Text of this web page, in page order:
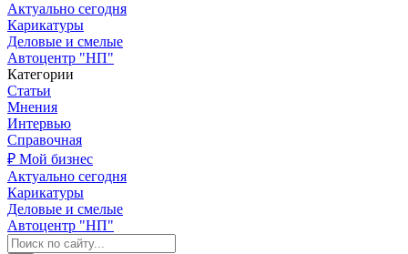
Актуально сегодня
Карикатуры
Деловые и смелые
Автоцентр "НП"
Категории
Статьи
Мнения
Интервью
Справочная
₽ Мой бизнес
Актуально сегодня
Карикатуры
Деловые и смелые
Автоцентр "НП"